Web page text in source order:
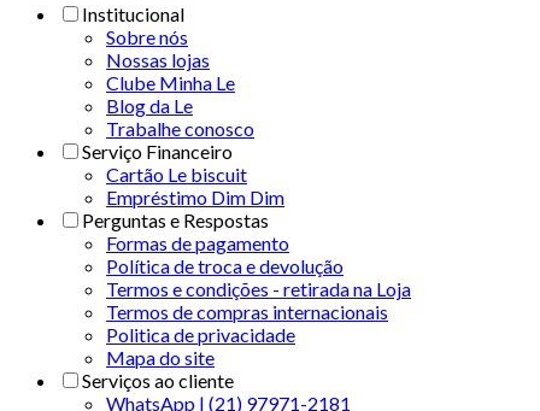
Institucional
Sobre nós
Nossas lojas
Clube Minha Le
Blog da Le
Trabalhe conosco
Serviço Financeiro
Cartão Le biscuit
Empréstimo Dim Dim
Perguntas e Respostas
Formas de pagamento
Política de troca e devolução
Termos e condições - retirada na Loja
Termos de compras internacionais
Politica de privacidade
Mapa do site
Serviços ao cliente
WhatsApp | (21) 97971-2181